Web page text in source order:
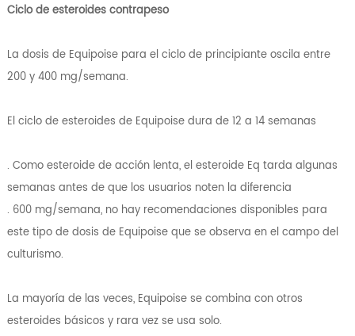
Ciclo de esteroides contrapeso
La dosis de Equipoise para el ciclo de principiante oscila entre
200 y 400 mg/semana.
El ciclo de esteroides de Equipoise dura de 12 a 14 semanas
. Como esteroide de acción lenta, el esteroide Eq tarda algunas
semanas antes de que los usuarios noten la diferencia
. 600 mg/semana, no hay recomendaciones disponibles para
este tipo de dosis de Equipoise que se observa en el campo del
culturismo.
La mayoría de las veces, Equipoise se combina con otros
esteroides básicos y rara vez se usa solo.